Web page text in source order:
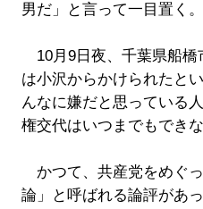
男だ」と言って一目置く。
10月9日夜、千葉県船橋
は小沢からかけられたと
んなに嫌だと思っている
権交代はいつまでもできな
かつて、共産党をめぐ
論」と呼ばれる論評があ